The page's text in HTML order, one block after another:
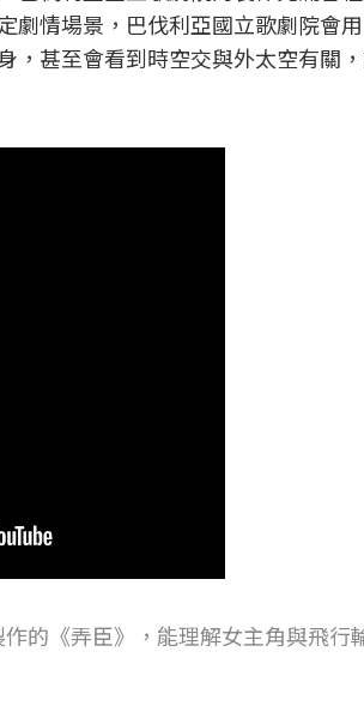
劇情場景，巴伐利亞國立歌劇院會
，甚至會看到時空交與外太空有關
的《弄臣》，能理解女主角與飛行